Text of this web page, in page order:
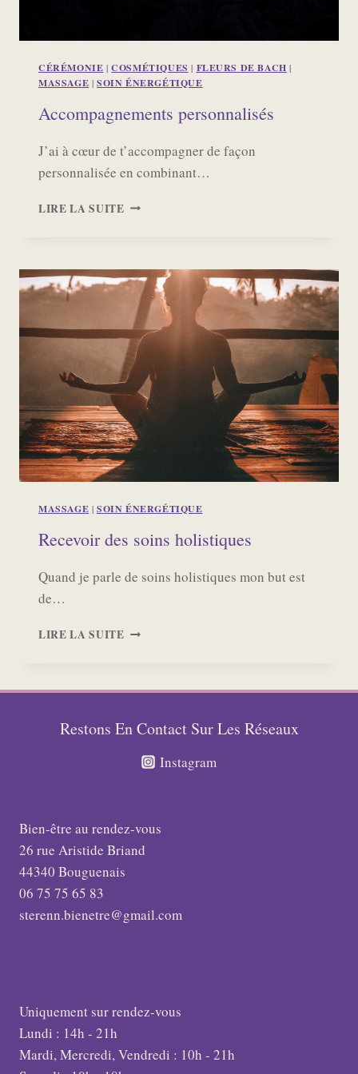
CÉRÉMONIE |COSMÉTIQUES | FLEURS DE BACH |
MASSAGE | SOIN ÉNERGÉTIQUE
Accompagnements personnalisés
J’ai à cœur de t’accompagner de façon
personnalisée en combinant…
LIRE LA SUITE ACCOMPAGNEMENTS
MASSAGE | SOIN ÉNERGÉTIQUE
Recevoir des soins holistiques
Quand je parle de soins holistiques mon but est
de…
LIRE LA SUITE RECEVOIR
Restons En Contact Sur Les Réseaux
Instagram
Bien-être au rendez-vous
26 rue Aristide Briand
44340 Bouguenais
06 75 75 65 83
sterenn.bienetre@gmail.com
Uniquement sur rendez-vous
Lundi : 14h - 21h
Mardi, Mercredi, Vendredi : 10h - 21h